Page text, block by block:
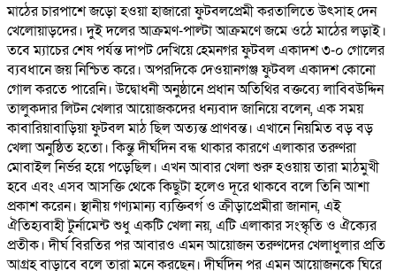
মাঠের চারপাশে জড়ো হওয়া হাজারো ফুটবলপ্রেমী করতালিতে উৎসাহ দেন
খেলোয়াড়দের। দুই দলের আক্রমণ-পাল্টা আক্রমণে জমে ওঠে মাঠের লড়াই।
তবে ম্যাচের শেষ পর্যন্ত দাপট দেখিয়ে হেমনগর ফুটবল একাদশ ৩-০ গোলের
ব্যবধানে জয় নিশ্চিত করে। অপরদিকে দেওয়ানগঞ্জ ফুটবল একাদশ কোনো
গোল করতে পারেনি। উদ্বোধনী অনুষ্ঠানে প্রধান অতিথির বক্তব্যে লাবিবউদ্দিন
তালুকদার লিটন খেলার আয়োজকদের ধন্যবাদ জানিয়ে বলেন, এক সময়
কাবারিয়াবাড়িয়া ফুটবল মাঠ ছিল অত্যন্ত প্রাণবন্ত। এখানে নিয়মিত বড় বড়
খেলা অনুষ্ঠিত হতো। কিন্তু দীর্ঘদিন বন্ধ থাকার কারণে এলাকার তরুণরা
মোবাইল নির্ভর হয়ে পড়েছিল। এখন আবার খেলা শুরু হওয়ায় তারা মাঠমুখী
হবে এবং এসব আসক্তি থেকে কিছুটা হলেও দূরে থাকবে বলে তিনি আশা
প্রকাশ করেন। স্থানীয় গণ্যমান্য ব্যক্তিবর্গ ও ক্রীড়াপ্রেমীরা জানান, এই
ঐতিহ্যবাহী টুর্নামেন্ট শুধু একটি খেলা নয়, এটি এলাকার সংস্কৃতি ও ঐক্যের
প্রতীক। দীর্ঘ বিরতির পর আবারও এমন আয়োজন তরুণদের খেলাধুলার প্রতি
আগ্রহ বাড়াবে বলে তারা মনে করছেন। দীর্ঘদিন পর এমন আয়োজনকে ঘিরে